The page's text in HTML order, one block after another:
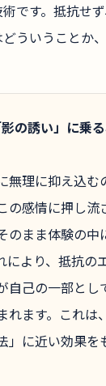
です。抵抗せ
ういうことか
の誘い」に乗
無理に抑え込む
の感情に押し流
のまま体験の中
により、抵抗の
自己の一部とし
れます。これは
」に近い効果を